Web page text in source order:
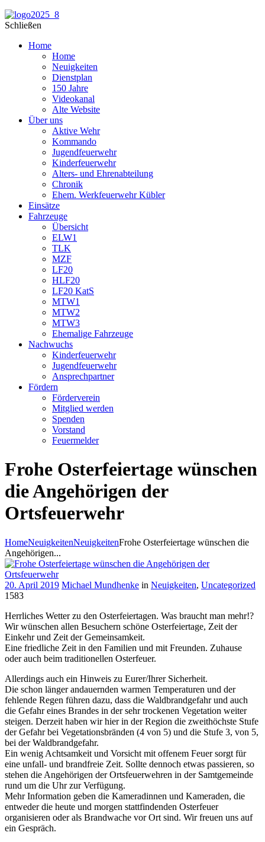
Schließen
Home
Home
Neuigkeiten
Dienstplan
150 Jahre
Videokanal
Alte Website
Über uns
Aktive Wehr
Kommando
Jugendfeuerwehr
Kinderfeuerwehr
Alters- und Ehrenabteilung
Chronik
Ehem. Werkfeuerwehr Kübler
Einsätze
Fahrzeuge
Übersicht
ELW1
TLK
MZF
LF20
HLF20
LF20 KatS
MTW1
MTW2
MTW3
Ehemalige Fahrzeuge
Nachwuchs
Kinderfeuerwehr
Jugendfeuerwehr
Ansprechpartner
Fördern
Förderverein
Mitglied werden
Spenden
Vorstand
Feuermelder
Frohe Osterfeiertage wünschen
die Angehörigen der
Ortsfeuerwehr
HomeNeuigkeitenNeuigkeitenFrohe Osterfeiertage wünschen die
Angehörigen...
20. April 2019 Michael Mundhenke in Neuigkeiten, Uncategorized
1583
Herrliches Wetter zu den Osterfeiertagen. Was braucht man mehr!?
Wir wünschen allen Besuchern schöne Osterfeiertage, Zeit der
Einkehr und Zeit der Gemeinsamkeit.
Eine friedliche Zeit in den Familien und mit Freunden. Zuhause
oder auch beim traditionellen Osterfeuer.
Allerdings auch ein Hinweis zu Eurer/Ihrer Sicherheit.
Die schon länger andauernden warmen Temperaturen und der
fehlende Regen führen dazu, dass die Waldbrandgefahr und auch
die Gefahr eines Brandes in der sehr trockenen Vegetation weiter
steigen. Derzeit haben wir hier in der Region die zweithöchste Stufe
der Gefahr bei Vegetationsbränden (4 von 5) und die Stufe 3, von 5,
bei der Waldbrandgefahr.
Ein wenig Achtsamkeit und Vorsicht mit offenem Feuer sorgt für
eine unfall- und brandfreie Zeit. Sollte dennoch etwas passieren, so
stehen die Angehörigen der Ortsfeuerwehren in der Samtgemeinde
rund um die Uhr zur Verfügung.
Mehr Information geben die Kameradinnen und Kameraden, die
entweder die heute und morgen stattfindenden Osterfeuer
organisieren oder als Brandwache vor Ort sind. Wir freuen uns auf
ein Gespräch.